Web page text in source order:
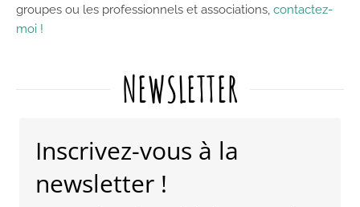
groupes ou les professionnels et associations, contactez-
moi !
NEWSLETTER
Inscrivez-vous à la
newsletter !